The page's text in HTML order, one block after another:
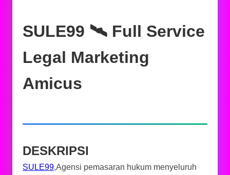
SULE99 🛰️‍ Full Service
Legal Marketing
Amicus
DESKRIPSI
SULE99,Agensi pemasaran hukum menyeluruh